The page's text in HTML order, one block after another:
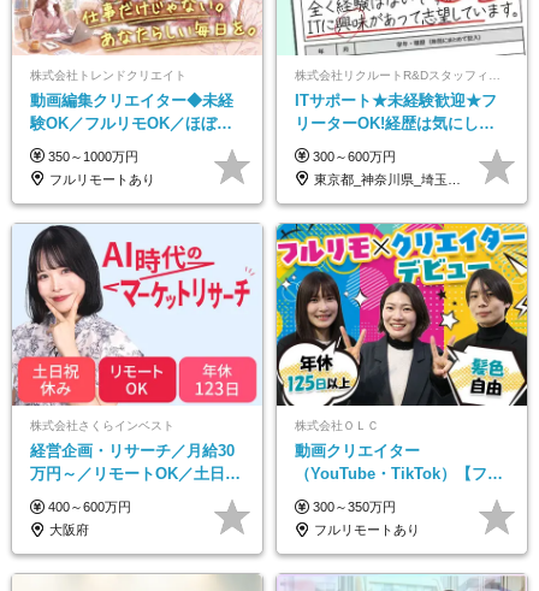
株式会社トレンドクリエイト
動画編集クリエイター◆未経
験OK／フルリモOK／ほぼ定
時帰り／年間休日125日／髪・
服・ネイル自由／副業OK
350～1000万円
フルリモートあり
ITサポート★未経験歓迎★フ
リーターOK!経歴は気にしな
くて大丈夫★超大手リクルー
トグループの正社員/sg
300～600万円
東京都_神奈川県_埼玉県_千葉県_大阪府…
株式会社さくらインベスト
経営企画・リサーチ／月給30
万円～／リモートOK／土日祝
休み／生成AIを活用できる方
歓迎
400～600万円
大阪府
株式会社ＯＬＣ
動画クリエイター
（YouTube・TikTok）【フレ
ックス/フルリモ】未経験OK
｜Web研修1年間｜副業OK
300～350万円
フルリモートあり